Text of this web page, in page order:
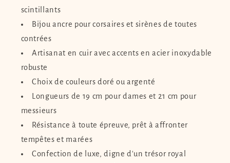
scintillants
Bijou ancre pour corsaires et sirènes de toutes
contrées
Artisanat en cuir avec accents en acier inoxydable
robuste
Choix de couleurs doré ou argenté
Longueurs de 19 cm pour dames et 21 cm pour
messieurs
Résistance à toute épreuve, prêt à affronter
tempêtes et marées
Confection de luxe, digne d'un trésor royal